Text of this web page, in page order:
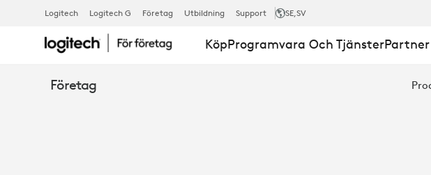
RALLY-
MIKROFONHUBB
Logitech Logitech G Företag Utbildning Support SE,SV
KöpProgramvara Och TjänsterPartner
Företag